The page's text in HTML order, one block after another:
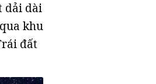
dải dài
khu
đất